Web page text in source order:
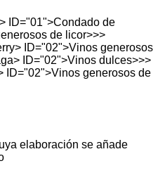
ID="01">Condado de
de licor>>>
ID="02">Vinos generosos
ID="02">Vinos dulces>>>
ID="02">Vinos generosos de
elaboración se añade